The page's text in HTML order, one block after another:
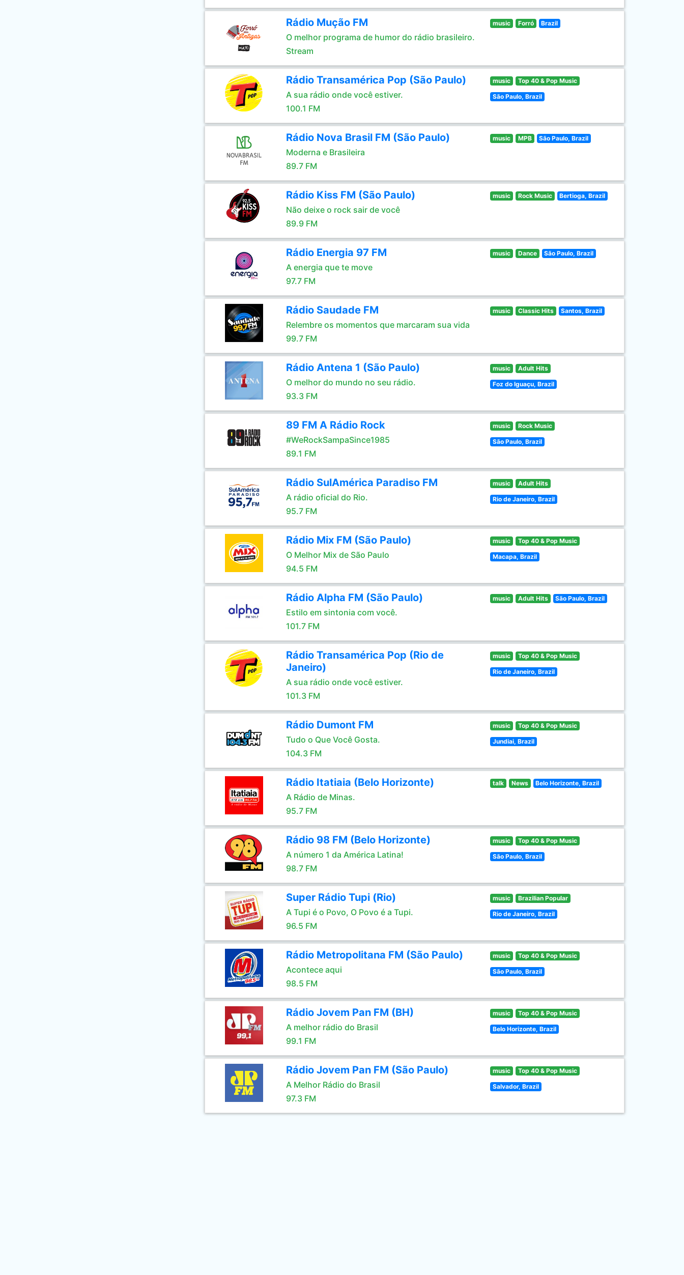
Rádio Mução FM
O melhor programa de humor do rádio brasileiro.
Stream
music Forró Brazil
Rádio Transamérica Pop (São Paulo)
A sua rádio onde você estiver.
100.1 FM
music Top 40 & Pop Music
São Paulo, Brazil
Rádio Nova Brasil FM (São Paulo)
Moderna e Brasileira
89.7 FM
music MPB São Paulo, Brazil
Rádio Kiss FM (São Paulo)
Não deixe o rock sair de você
89.9 FM
music Rock Music Bertioga, Brazil
Rádio Energia 97 FM
A energia que te move
97.7 FM
music Dance São Paulo, Brazil
Rádio Saudade FM
Relembre os momentos que marcaram sua vida
99.7 FM
music Classic Hits Santos, Brazil
Rádio Antena 1 (São Paulo)
O melhor do mundo no seu rádio.
93.3 FM
music Adult Hits
Foz do Iguaçu, Brazil
89 FM A Rádio Rock
#WeRockSampaSince1985
89.1 FM
music Rock Music
São Paulo, Brazil
Rádio SulAmérica Paradiso FM
A rádio oficial do Rio.
95.7 FM
music Adult Hits
Rio de Janeiro, Brazil
Rádio Mix FM (São Paulo)
O Melhor Mix de São Paulo
94.5 FM
music Top 40 & Pop Music
Macapa, Brazil
Rádio Alpha FM (São Paulo)
Estilo em sintonia com você.
101.7 FM
music Adult Hits São Paulo, Brazil
Rádio Transamérica Pop (Rio de
Janeiro)
A sua rádio onde você estiver.
101.3 FM
music Top 40 & Pop Music
Rio de Janeiro, Brazil
Rádio Dumont FM
Tudo o Que Você Gosta.
104.3 FM
music Top 40 & Pop Music
Jundiai, Brazil
Rádio Itatiaia (Belo Horizonte)
A Rádio de Minas.
95.7 FM
talk News Belo Horizonte, Brazil
Rádio 98 FM (Belo Horizonte)
A número 1 da América Latina!
98.7 FM
music Top 40 & Pop Music
São Paulo, Brazil
Super Rádio Tupi (Rio)
A Tupi é o Povo, O Povo é a Tupi.
96.5 FM
music Brazilian Popular
Rio de Janeiro, Brazil
Rádio Metropolitana FM (São Paulo)
Acontece aqui
98.5 FM
music Top 40 & Pop Music
São Paulo, Brazil
Rádio Jovem Pan FM (BH)
A melhor rádio do Brasil
99.1 FM
music Top 40 & Pop Music
Belo Horizonte, Brazil
Rádio Jovem Pan FM (São Paulo)
A Melhor Rádio do Brasil
97.3 FM
music Top 40 & Pop Music
Salvador, Brazil